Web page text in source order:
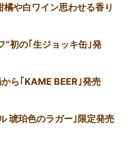
橘や白ワイン思わせる香り
”初の｢生ジョッキ缶｣発
ら｢KAME BEER｣発売
琥珀色のラガー｣限定発売